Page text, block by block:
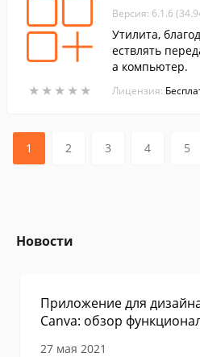
★ ★ ★ ★ ★
★ ★ ★ ★ ★
Версия: 6.1.6
Утилита,
ествлять
а компьютер.
Лицензия:
1 2 3 4 5
Новости
Приложение для
Canva: обзор
27 мая 2021